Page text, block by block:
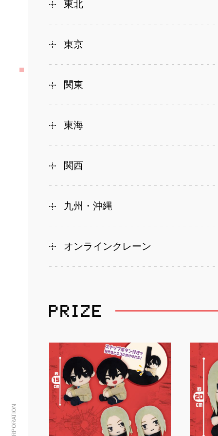
東北
東京
関東
東海
関西
九州・沖縄
オンラインクレーン